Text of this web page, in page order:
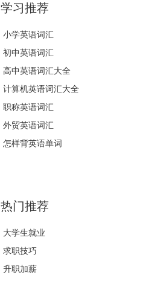
学习推荐
小学英语词汇
初中英语词汇
高中英语词汇大全
计算机英语词汇大全
职称英语词汇
外贸英语词汇
怎样背英语单词
热门推荐
大学生就业
求职技巧
升职加薪